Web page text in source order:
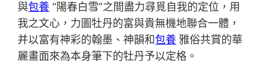
與包養 “陽春白雪”之間盡力尋覓自我的定位，用
我之文心，力圖牡丹的富與貴無機地聯合一體，
并以富有神彩的翰墨、神韻和包養 雅俗共賞的華
麗畫面來為本身筆下的牡丹予以定格。